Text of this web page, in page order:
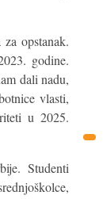
opstanak.
godine.
dali nadu,
vlasti,
u 2025.
Studenti